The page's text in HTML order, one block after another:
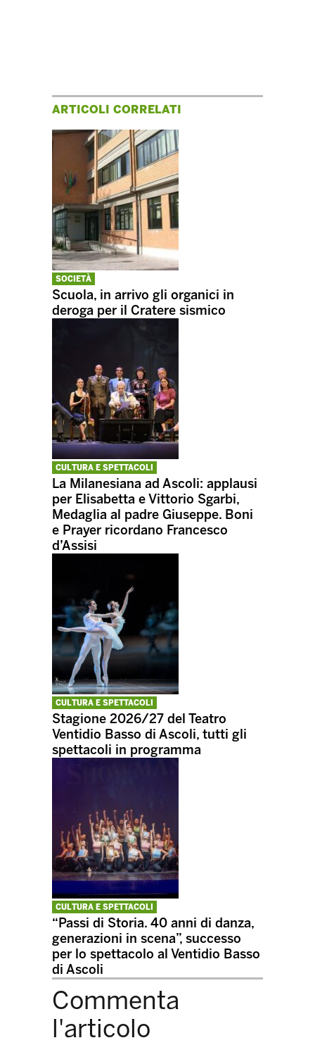
ARTICOLI CORRELATI
SOCIETÀ
Scuola, in arrivo gli organici in
deroga per il Cratere sismico
CULTURA E SPETTACOLI
La Milanesiana ad Ascoli: applausi
per Elisabetta e Vittorio Sgarbi,
Medaglia al padre Giuseppe. Boni
e Prayer ricordano Francesco
d’Assisi
CULTURA E SPETTACOLI
Stagione 2026/27 del Teatro
Ventidio Basso di Ascoli, tutti gli
spettacoli in programma
CULTURA E SPETTACOLI
“Passi di Storia. 40 anni di danza,
generazioni in scena”, successo
per lo spettacolo al Ventidio Basso
di Ascoli
Commenta
l'articolo